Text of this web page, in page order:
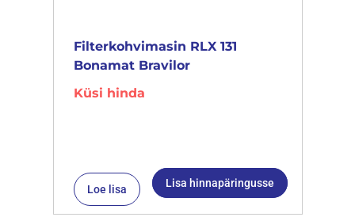
Filterkohvimasin RLX 131
Bonamat Bravilor
Küsi hinda
Loe lisa Lisa hinnapäringusse